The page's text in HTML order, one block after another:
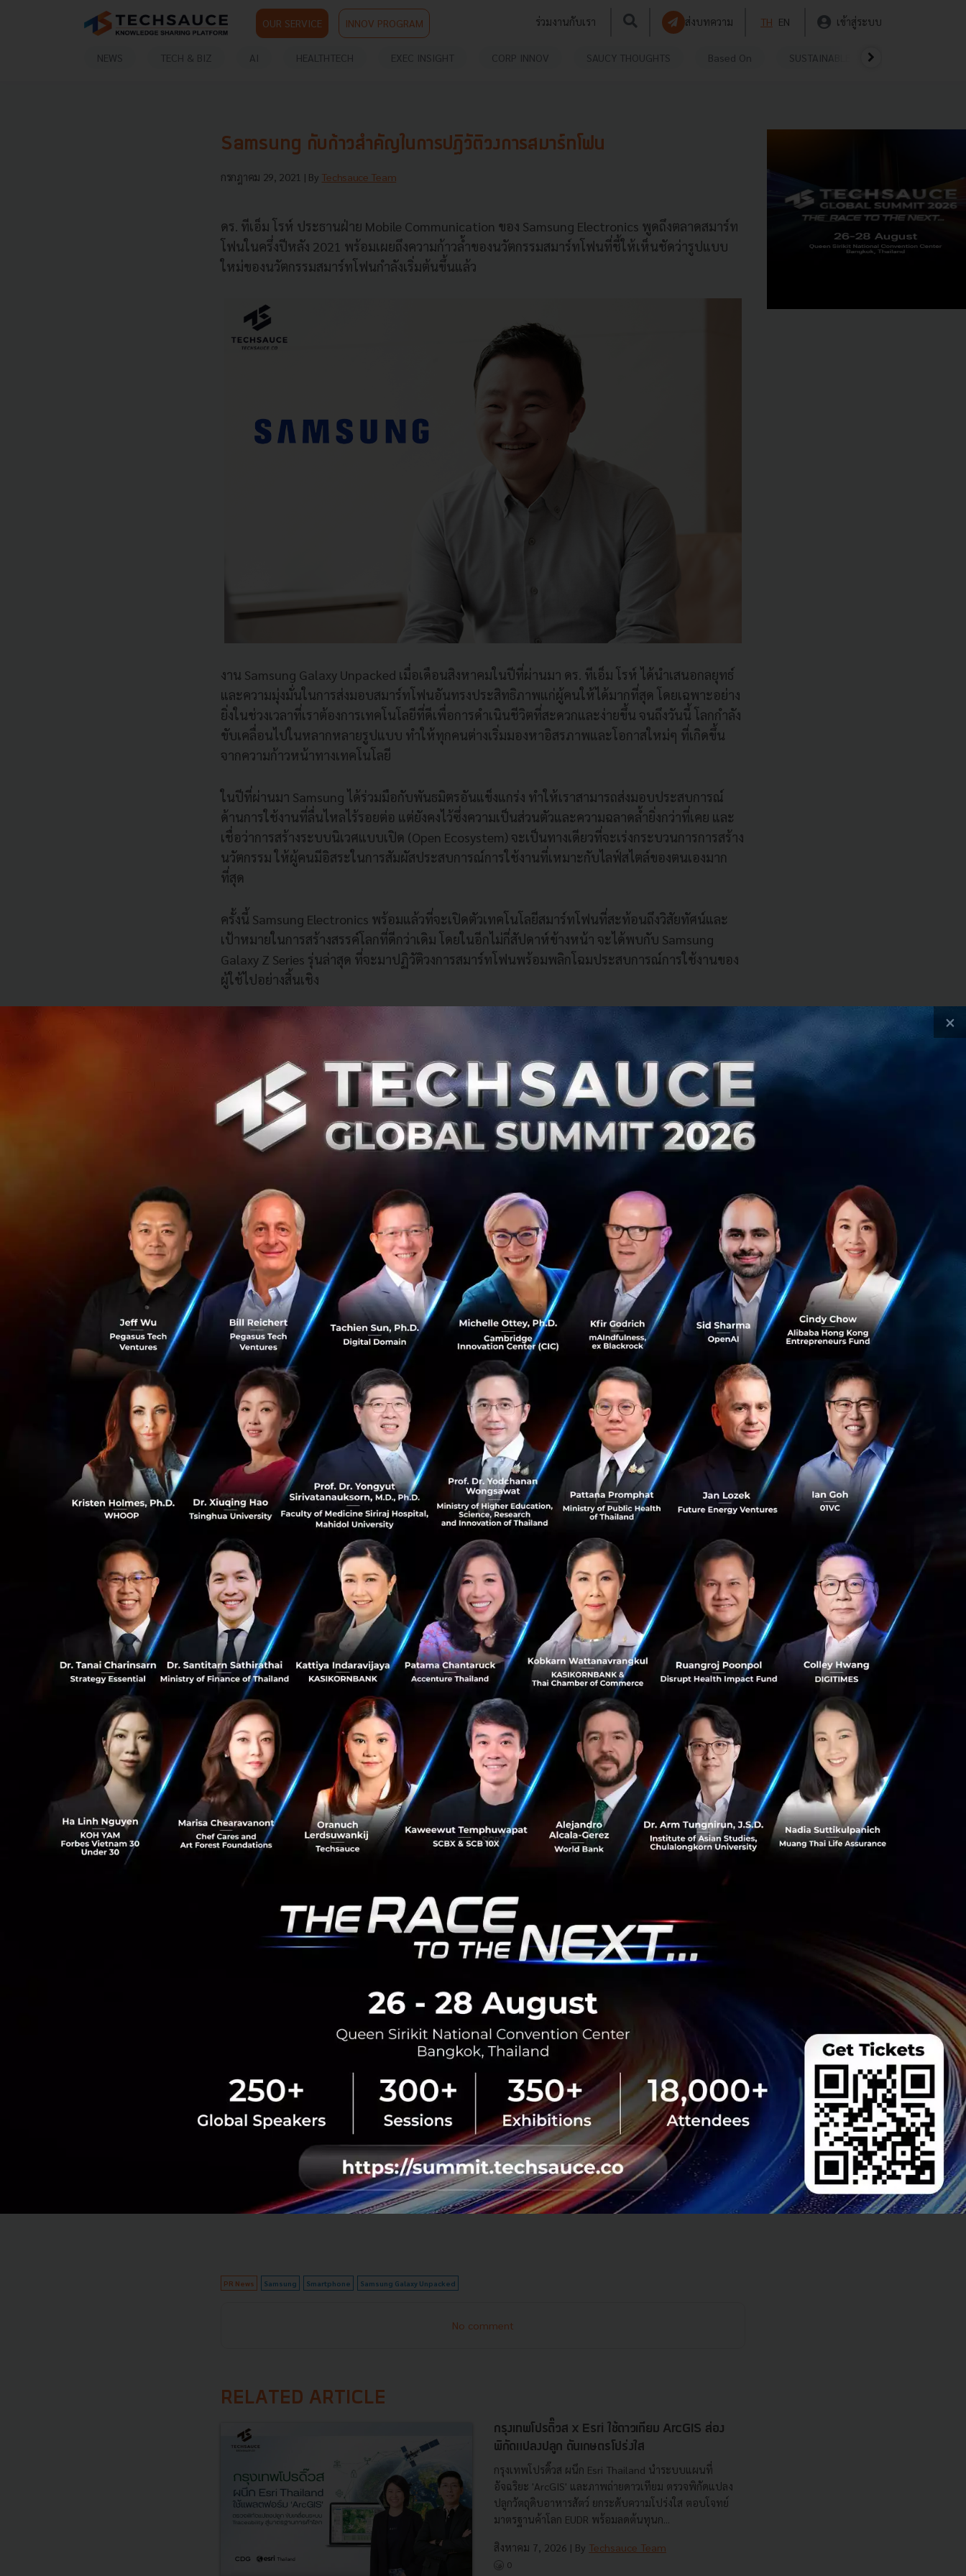
OUR SERVICE INNOV PROGRAM ร่วมงานกับเรา ส่งบทความ TH EN เข้าสู่ระบบ
NEWS TECH & BIZ AI HEALTHTECH EXEC INSIGHT CORP INNOV SAUCY THOUGHTS Based On SUSTAINABLE
0
10
Samsung กับก้าวสำคัญในการปฏิวัติวงการสมาร์ทโฟน
กรกฎาคม 29, 2021 | By Techsauce Team
ดร. ทีเอ็ม โรห์ ประธานฝ่าย Mobile Communication ของ Samsung Electronics พูดถึงตลาดสมาร์ท
โฟนในครึ่งปีหลัง 2021 พร้อมเผยถึงความก้าวล้ำของนวัตกรรมสมาร์ทโฟนที่ชี้ให้เห็นชัดว่ารูปแบบ
ใหม่ของนวัตกรรมสมาร์ทโฟนกำลังเริ่มต้นขึ้นแล้ว
งาน Samsung Galaxy Unpacked เมื่อเดือนสิงหาคมในปีที่ผ่านมา ดร. ทีเอ็ม โรห์ ได้นำเสนอกลยุทธ์
และความมุ่งมั่นในการส่งมอบสมาร์ทโฟนอันทรงประสิทธิภาพแก่ผู้คนให้ได้มากที่สุด โดยเฉพาะอย่าง
ยิ่งในช่วงเวลาที่เราต้องการเทคโนโลยีที่ดีเพื่อการดำเนินชีวิตที่สะดวกและง่ายขึ้น จนถึงวันนี้ โลกกำลัง
ขับเคลื่อนไปในหลากหลายรูปแบบ ทำให้ทุกคนต่างเริ่มมองหาอิสรภาพและโอกาสใหม่ๆ ที่เกิดขึ้น
จากความก้าวหน้าทางเทคโนโลยี
ในปีที่ผ่านมา Samsung ได้ร่วมมือกับพันธมิตรอันแข็งแกร่ง ทำให้เราสามารถส่งมอบประสบการณ์
ด้านการใช้งานที่ลื่นไหลไร้รอยต่อ แต่ยังคงไว้ซึ่งความเป็นส่วนตัวและความฉลาดล้ำยิ่งกว่าที่เคย และ
เชื่อว่าการสร้างระบบนิเวศแบบเปิด (Open Ecosystem) จะเป็นทางเดียวที่จะเร่งกระบวนการการสร้าง
นวัตกรรม ให้ผู้คนมีอิสระในการสัมผัสประสบการณ์การใช้งานที่เหมาะกับไลฟ์สไตล์ของตนเองมาก
ที่สุด
ครั้งนี้ Samsung Electronics พร้อมแล้วที่จะเปิดตัวเทคโนโลยีสมาร์ทโฟนที่สะท้อนถึงวิสัยทัศน์และ
เป้าหมายในการสร้างสรรค์โลกที่ดีกว่าเดิม โดยในอีกไม่กี่สัปดาห์ข้างหน้า จะได้พบกับ Samsung
Galaxy Z Series รุ่นล่าสุด ที่จะมาปฏิวัติวงการสมาร์ทโฟนพร้อมพลิกโฉมประสบการณ์การใช้งานของ
ผู้ใช้ไปอย่างสิ้นเชิง
โลกในปัจจุบันต้องการเทคโนโลยีที่สามารถปรับเปลี่ยนรูปแบบการใช้งานได้อย่างหลากหลายและ
ง่ายดายยิ่งขึ้น “ผู้คน” คือหัวใจสำคัญของทุกสิ่งที่แบรนด์ทำ เรารับฟังทุกความคิดเห็นของผู้ใช้เพื่อให้
มั่นใจว่าดีไวซ์รุ่นใหม่เป็นนวัตกรรมที่มีความหมาย และเติมเต็มการใช้ชีวิตด้วยฟีเจอร์การใช้งานที่
หลากหลาย ไม่ว่าจะเป็น กล้องระดับมืออาชีพ หน้าจอที่ให้ภาพคมชัด สมจริง แบตเตอรี่ที่สามารถใช้
งานได้อย่างต่อเนื่องยาวนาน หรือแม้กระทั่งระบบการรักษาความปลอดภัยอันแข็งแกร่ง ที่สะท้อนให้
ระหว่างทางของการสร้างสรรค์ผลิตภัณฑ์และเทคโนโลยี เราได้ค้นพบมุมมองที่แตกต่าง ซึ่งเป็นจุดเริ่ม
ต้นของสมาร์ทโฟนรูปแบบใหม่ อย่าง Samsung Galaxy Fold โดยหลังจากการส่งรุ่นแรกสู่ตลาด เราไม่
ได้หยุดอยู่เพียงแค่นั้น เพราะเรายังคงพัฒนาผลิตภัณฑ์ในกลุ่มนี้อย่างต่อเนื่อง ดังที่ทุกคนคงได้เห็นใน
Galaxy Z Fold2 และ Galaxy Z Flip ที่มาพร้อมจำนวนหน้าจอที่เพิ่มขึ้น รวมถึงฟีเจอร์อันหลากหลายที่
ผู้ใช้รักและชื่นชอบ โดยทาง Samsung ยินดีเป็นอย่างยิ่งที่จะบอกว่าสมาร์ทโฟนหน้าจอพับได้ของ
Samsung ในเจเนอเรชันที่ 3 นี้จะเป็นการเปิดประตูสู่โลกใหม่ของการใช้งานแบบมัลติทาส์กกิ้ง
(Multitasking) ที่มาพร้อมกับความแข็งแรงทนทานที่ยอดเยี่ยมกว่าเดิม
เดินหน้าขยายพันธมิตรเพื่อมอบที่สุดแห่งประสบการณ์
การร่วมมือกับพันธมิตร คือสิ่งที่สำคัญอย่างมากโดยเฉพาะในโลกแห่งการเชื่อมต่อที่หลายคนมองหา
ระบบนิเวศแบบเปิด (Open Ecosystem) ที่มาพร้อมประสบการณ์การใช้งานที่ปลอดภัย สำหรับ
Samsung แล้ว นโยบาย “การเปิดกว้าง” และ “ความปลอดภัย” เป็นสองสิ่งที่อยู่คู่กันเสมอ การจับมือ
กับพันธมิตรชั้นนำอย่าง Google และ Microsoft ได้ช่วยให้เราสามารถส่งมอบเทคโนโลยีสมาร์ทโฟนที่
ปลอดภัยและพร้อมสำหรับการใช้งานในโลกที่เชื่อมต่อกันได้ทุกที่ทุกเวลา โดย Samsung ยังคงเดิน
หน้าร่วมมือกับพันธมิตรเพื่อสร้างโซลูชันด้านความปลอดภัย เพื่อทำหน้าที่ดูแลอุปกรณ์และข้อมูลของ
ผู้ใช้ในทุกขั้นตอน ทำให้ผู้ใช้สามารถจัดการแอปพลิเคชัน ข้อมูล และความเป็นส่วนตัว เพื่อออกแบบ
ประสบการณ์ในแบบฉบับของตัวเองโดยไม่ต้องกังวลด้านความปลอดภัยอีกต่อไป
การได้ร่วมงานกับพันธมิตร ยังเป็นแรงผลักดันให้เกิดการพัฒนาแพลทฟอร์มบนอุปกรณ์สมาร์ทวอทช์
ที่ Samsung ได้พัฒนาร่วมกับ Google ซึ่งนอกจากแอปพลิเคชันที่ทุกคนชื่นชอบอย่าง Samsung
Health และ SmartThings แล้ว ยังมีแอปพลิเคชันอื่นๆ อีกมากมายบน Google Play Store อีกทั้งอินเท
อร์เฟซบนหน้าปัดของ One UI Watch ใหม่นี้ยังทำงานร่วมกับอุปกรณ์อื่นๆ ในตระกูลกาแลคซี่ เพื่อ
มอบการเชื่อมต่อที่ราบรื่นระหว่าง Galaxy Watch และสมาร์ทโฟน Samsung
ที่สำคัญ เรายังร่วมงานกับ Google เพื่อยกระดับอีโคซิสเต็มของสมาร์ทโฟนหน้าจอพับได้ด้วย
แอปพลิเคชันและบริการยอดนิยม ทั้งนี้ สำหรับ Galaxy Z เจเนอเรชันที่ 3 เราได้รวบรวมแอปพลิเคชัน
มากมายจากเหล่าพันธมิตรที่จะช่วยดึงประสิทธิภาพอันรอบด้านของรูปทรงสมาร์ทโฟนในซีรีส์นี้ ไม่ว่า
จะเป็นการวิดีโอคอลแบบแฮนด์ฟรีผ่าน Google Duo การดูวิดีโอด้วย Flex Mode บน YouTube หรือ
การมัลติทาส์กกิ้งใน Microsoft Teams เพื่อผู้ใช้จะได้รับประสบการณ์ที่เหนือชั้นและราบรื่นกว่าที่เคย
ยุคใหม่ของนวัตกรรมสมาร์ทโฟนมาถึงแล้ว
สมาร์ทโฟน Galaxy Z Fold ที่กำลังจะเผยโฉมในครั้งนี้ ได้ผสานสุดยอดนวัตกรรมที่ดีที่สุดของสมาร์ท
โฟนและแท็บเล็ตเข้าด้วยกัน เพื่อมอบประสบการณ์การใช้งานที่แปลกใหม่อย่างสิ้นเชิง พลิกโฉมรูป
แบบการทำงาน การเชื่อมต่อสื่อสาร และการสร้างสรรค์ ในขณะเดียวกันยังมาพร้อมดีไซน์ที่ออกแบบ
อย่างพิถีพิถันและทนทาน ด้วยวัสดุที่แข็งแกร่งยิ่งขึ้น และนั่นทำให้เราเชื่อว่า อุปกรณ์รุ่นใหม่นี้พร้อม
แล้วที่จะตอบโจทย์ด้านเทคโนโลยียุคใหม่แห่งนวัตกรรมสมาร์ทโฟน
เราได้สร้างมาตรฐานใหม่และบุกเบิกโลกที่เต็มไปด้วยประสบการณ์อันน่าตื่นเต้นให้กับผู้ใช้จำนวนมาก
ขึ้น เราหวังว่าทุกคนจะร่วมเดินทางไปกับการเปิดตัวสมาร์ทโฟนรุ่นใหม่ในตระกูล Galaxy Z และแชร์
โมเมนต์ที่น่าทึ่งร่วมกันกับเรา ไม่ว่าจะเป็น ครั้งแรกของปากกา S Pen ที่ออกแบบมาเพื่อสมาร์ทโฟน
หน้าจอพับได้โดยเฉพาะ ซึ่งถือเป็นการนำฟีเจอร์อันโดดเด่นของ Galaxy Note มาสู่อุปกรณ์รุ่นอื่นๆ
ของ Samsung แทนการเปิดตัวสมาร์ทโฟน Galaxy Note รุ่นใหม่ในช่วงเวลานี้
ขอเชิญร่วมรับชมงานเปิดตัว Galaxy Unpacked พร้อมกันในวันที่ 11 สิงหาคมนี้ เวลา 21.00 น. ตาม
เวลาประเทศไทยhttps://news.samsung.com/th/
PR News Samsung Smartphone Samsung Galaxy Unpacked
No comment
RELATED ARTICLE
กรุงเทพโปรดิ๊วส x Esri ใช้ดาวเทียม ArcGIS ส่อง
พิกัดแปลงปลูก ดันเกษตรโปร่งใส
กรุงเทพโปรดิ๊วส ผนึก Esri Thailand นำระบบแผนที่
อัจฉริยะ 'ArcGIS' และภาพถ่ายดาวเทียม ตรวจพิกัดแปลง
ปลูกวัตถุดิบอาหารสัตว์ ยกระดับความโปร่งใส ตอบโจทย์
มาตรฐานค้าโลก EUDR พร้อมลดต้นทุนก...
สิงหาคม 7, 2026 | By Techsauce Team
0
×